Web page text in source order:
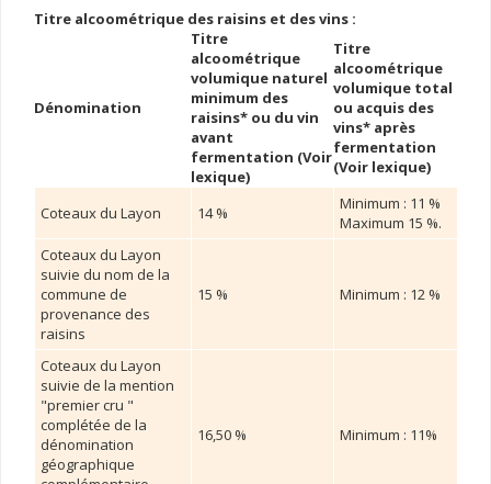
Titre alcoométrique des raisins et des vins :
Dénomination
Titre
alcoométrique
volumique naturel
minimum des
raisins* ou du vin
avant
fermentation (Voir
lexique)
Titre
alcoométrique
volumique total
ou acquis des
vins* après
fermentation
(Voir lexique)
Coteaux du Layon 14 %
Minimum : 11 %
Maximum 15 %.
Coteaux du Layon
suivie du nom de la
commune de
provenance des
raisins
15 % Minimum : 12 %
Coteaux du Layon
suivie de la mention
"premier cru "
complétée de la
dénomination
géographique
16,50 % Minimum : 11%